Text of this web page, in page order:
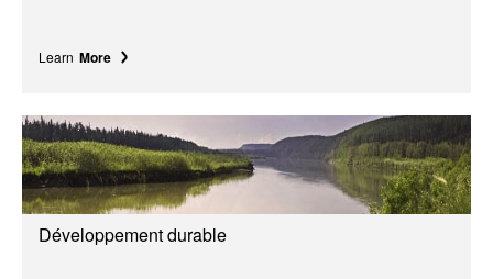
Learn More
Développement durable